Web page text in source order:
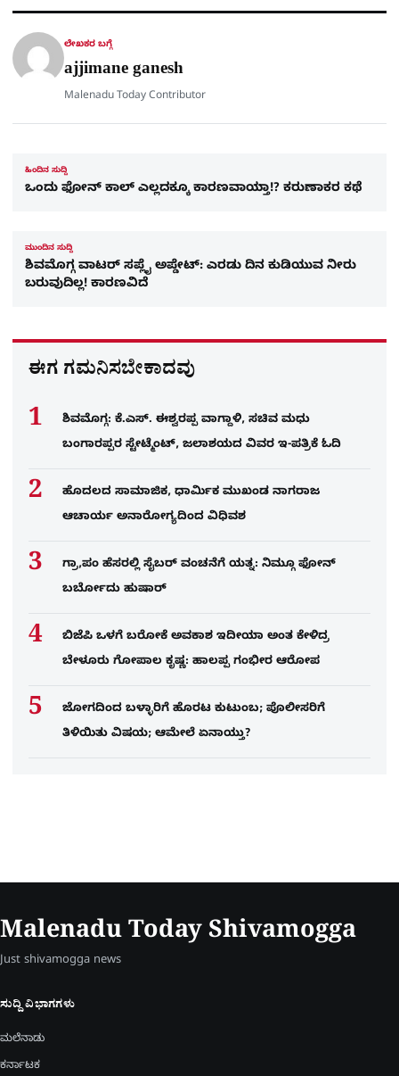
p
p
o
k
a
m
a
ಲೇಖಕರ ಬಗ್ಗೆ
ajjimane ganesh
Malenadu Today Contributor
ಹಿಂದಿನ ಸುದ್ದಿ
ಒಂದು ಫೋನ್​ ಕಾಲ್​ ಎಲ್ಲದಕ್ಕೂ ಕಾರಣವಾಯ್ತಾ!? ಕರುಣಾಕರ ಕಥೆ
ಮುಂದಿನ ಸುದ್ದಿ
ಶಿವಮೊಗ್ಗ ವಾಟರ್ ಸಪ್ಲೈ ಅಪ್ಡೇಟ್: ಎರಡು ದಿನ ಕುಡಿಯುವ ನೀರು
ಬರುವುದಿಲ್ಲ! ಕಾರಣವಿದೆ
ಈಗ ಗಮನಿಸಬೇಕಾದವು
ಶಿವಮೊಗ್ಗ: ಕೆ.ಎಸ್. ಈಶ್ವರಪ್ಪ ವಾಗ್ದಾಳಿ, ಸಚಿವ ಮಧು
ಬಂಗಾರಪ್ಪರ ಸ್ಟೇಟ್ಮೆಂಟ್, ಜಲಾಶಯದ ವಿವರ ಇ-ಪತ್ರಿಕೆ ಓದಿ
ಹೊದಲದ ಸಾಮಾಜಿಕ, ಧಾರ್ಮಿಕ ಮುಖಂಡ ನಾಗರಾಜ
ಆಚಾರ್ಯ ಅನಾರೋಗ್ಯದಿಂದ ವಿಧಿವಶ
ಗ್ರಾ,ಪಂ ಹೆಸರಲ್ಲಿ ಸೈಬ‌ರ್ ವಂಚನೆಗೆ ಯತ್ನ: ನಿಮ್ಗೂ ಫೋನ್​
ಬರ್ಬೋದು ಹುಷಾರ್​​
ಬಿಜೆಪಿ ಒಳಗೆ ಬರೋಕೆ ಅವಕಾಶ ಇದೀಯಾ ಅಂತ ಕೇಳಿದ್ರ
ಬೇಳೂರು ಗೋಪಾಲ ಕೃಷ್ಣ: ಹಾಲಪ್ಪ ಗಂಭೀರ ಆರೋಪ
ಜೋಗದಿಂದ ಬಳ್ಳಾರಿಗೆ ಹೊರಟ ಕುಟುಂಬ; ಪೊಲೀಸರಿಗೆ
ತಿಳಿಯಿತು ವಿಷಯ; ಆಮೇಲೆ ಏನಾಯ್ತು?
Malenadu Today Shivamogga
Just shivamogga news
ಸುದ್ದಿ ವಿಭಾಗಗಳು
ಮಲೆನಾಡು
ಕರ್ನಾಟಕ